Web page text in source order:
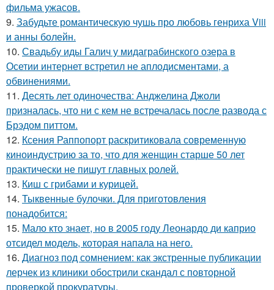
фильма ужасов.
9. Забудьте романтическую чушь про любовь генриха Viii
и анны болейн.
10. Свадьбу иды Галич у мидаграбинского озера в
Осетии интернет встретил не аплодисментами, а
обвинениями.
11. Десять лет одиночества: Анджелина Джоли
призналась, что ни с кем не встречалась после развода с
Брэдом питтом.
12. Ксения Раппопорт раскритиковала современную
киноиндустрию за то, что для женщин старше 50 лет
практически не пишут главных ролей.
13. Киш с грибами и курицей.
14. Тыквенные булочки. Для приготовления
понадобится:
15. Мало кто знает, но в 2005 году Леонардо ди каприо
отсидел модель, которая напала на него.
16. Диагноз под сомнением: как экстренные публикации
лерчек из клиники обострили скандал с повторной
проверкой прокуратуры.